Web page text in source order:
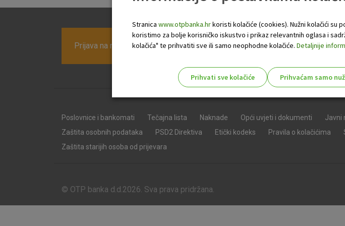
Prijava na newsletter OTP banke
Poslovnice i bankomati Tečajna lista Naknade Opći uvjeti i dokumenti Javni
Zaštita osobnih podataka
PSD2 Direktiva Etički kodeks Pravila o kolačićima
Zaštita starijih osoba od prijevara
© OTP banka d.d.2026. Sva prava pridržana.
Stranica www.otpbanka.hrkoristi kolačiće (cookies). Nužni kolačići su
koristimo za bolje korisničko iskustvo i prikaz relevantnih oglasa i
kolačića" te prihvatiti sve ili samo neophodne kolačiće. Detaljnije
Prihvati sve kolačiće Prihvaćam samo
njima, ali u